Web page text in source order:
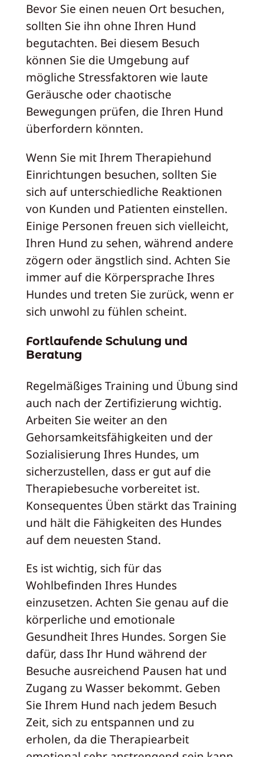
Bevor Sie einen neuen Ort besuchen,
sollten Sie ihn ohne Ihren Hund
begutachten. Bei diesem Besuch
können Sie die Umgebung auf
mögliche Stressfaktoren wie laute
Geräusche oder chaotische
Bewegungen prüfen, die Ihren Hund
überfordern könnten.
Wenn Sie mit Ihrem Therapiehund
Einrichtungen besuchen, sollten Sie
sich auf unterschiedliche Reaktionen
von Kunden und Patienten einstellen.
Einige Personen freuen sich vielleicht,
Ihren Hund zu sehen, während andere
zögern oder ängstlich sind. Achten Sie
immer auf die Körpersprache Ihres
Hundes und treten Sie zurück, wenn er
sich unwohl zu fühlen scheint.
Fortlaufende Schulung und
Beratung
Regelmäßiges Training und Übung sind
auch nach der Zertifizierung wichtig.
Arbeiten Sie weiter an den
Gehorsamkeitsfähigkeiten und der
Sozialisierung Ihres Hundes, um
sicherzustellen, dass er gut auf die
Therapiebesuche vorbereitet ist.
Konsequentes Üben stärkt das Training
und hält die Fähigkeiten des Hundes
auf dem neuesten Stand.
Es ist wichtig, sich für das
Wohlbefinden Ihres Hundes
einzusetzen. Achten Sie genau auf die
körperliche und emotionale
Gesundheit Ihres Hundes. Sorgen Sie
dafür, dass Ihr Hund während der
Besuche ausreichend Pausen hat und
Zugang zu Wasser bekommt. Geben
Sie Ihrem Hund nach jedem Besuch
Zeit, sich zu entspannen und zu
erholen, da die Therapiearbeit